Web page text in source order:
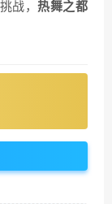
战，热舞之都